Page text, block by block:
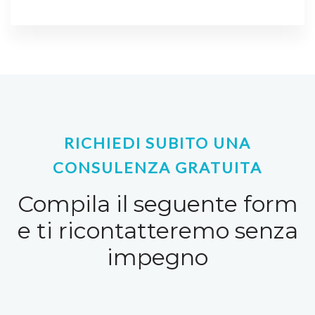
RICHIEDI SUBITO UNA
CONSULENZA GRATUITA
Compila il seguente form
e ti ricontatteremo senza
impegno